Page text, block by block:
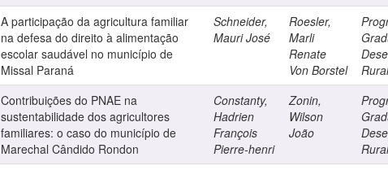
A participação da agricultura familiar
na defesa do direito à alimentação
escolar saudável no município de
Missal Paraná
Schneider,
Mauri José
Roesler,
Marli
Renate
Von Borstel
Contribuições do PNAE na
sustentabilidade dos agricultores
familiares: o caso do município de
Marechal Cândido Rondon
Constanty,
Hadrien
François
Pierre-henri
Zonin,
Wilson
João